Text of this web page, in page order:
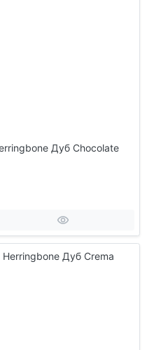
Дуб Chocolate